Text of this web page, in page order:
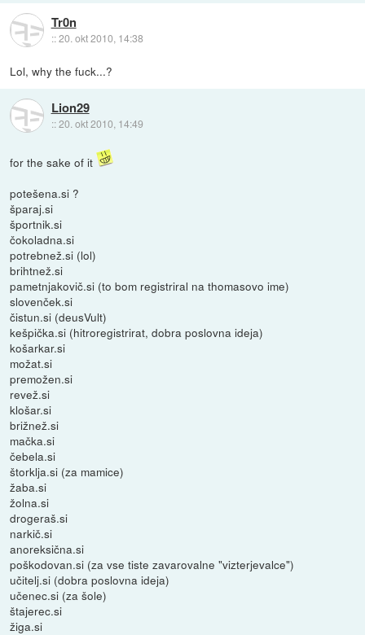
Tr0n
::20. okt 2010, 14:38
Lol, why the fuck...?
Lion29
::20. okt 2010, 14:49
for the sake of it
potešena.si ?
šparaj.si
športnik.si
čokoladna.si
potrebnež.si (lol)
brihtnež.si
pametnjakovič.si (to bom registriral na thomasovo ime)
slovenček.si
čistun.si (deusVult)
kešpička.si (hitroregistrirat, dobra poslovna ideja)
košarkar.si
možat.si
premožen.si
revež.si
klošar.si
brižnež.si
mačka.si
čebela.si
štorklja.si (za mamice)
žaba.si
žolna.si
drogeraš.si
narkič.si
anoreksična.si
poškodovan.si (za vse tiste zavarovalne "vizterjevalce")
učitelj.si (dobra poslovna ideja)
učenec.si (za šole)
štajerec.si
žiga.si